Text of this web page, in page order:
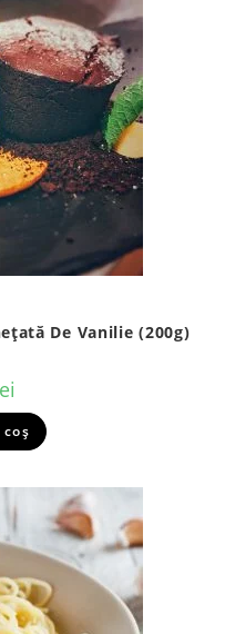
De Vanilie (200g)